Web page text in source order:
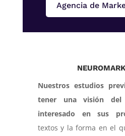
Agencia de
Nuestros estudios
tener una visión
interesado en sus
textos y la forma en el